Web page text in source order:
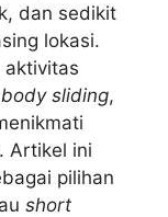
dan sedikit
lokasi.
aktivitas
body sliding,
Artikel ini
pilihan
short